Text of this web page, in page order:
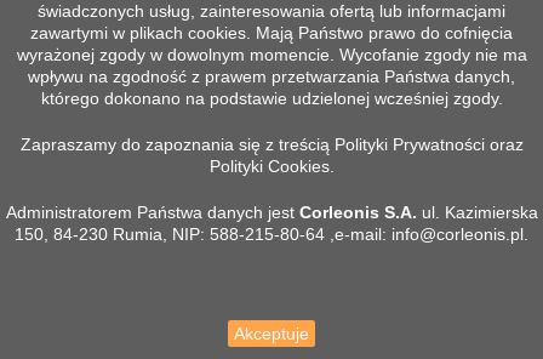
PRODUKTY 

KONTAKT 
świadczonych usług, zainteresowania ofertą lub informacjami
zawartymi w plikach cookies. Mają Państwo prawo do cofnięcia
wyrażonej zgody w dowolnym momencie. Wycofanie zgody nie ma
wpływu na zgodność z prawem przetwarzania Państwa danych,
którego dokonano na podstawie udzielonej wcześniej zgody.
Zapraszamy do zapoznania się z treścią Polityki Prywatności oraz
Polityki Cookies.
Administratorem Państwa danych jest Corleonis S.A. ul. Kazimierska
150, 84-230 Rumia, NIP: 588-215-80-64 ,e-mail: info@corleonis.pl
Akceptuje